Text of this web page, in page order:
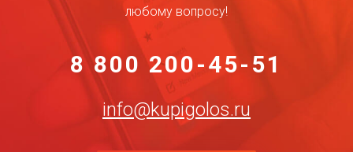
любому вопросу!
8 800 200-45-51
info@kupigolos.ru